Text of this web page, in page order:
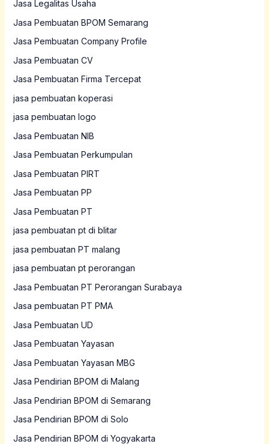
Jasa Legalitas Usaha
Jasa Pembuatan BPOM Semarang
Jasa Pembuatan Company Profile
Jasa Pembuatan CV
Jasa Pembuatan Firma Tercepat
jasa pembuatan koperasi
jasa pembuatan logo
Jasa Pembuatan NIB
Jasa Pembuatan Perkumpulan
Jasa Pembuatan PIRT
Jasa Pembuatan PP
Jasa Pembuatan PT
jasa pembuatan pt di blitar
jasa pembuatan PT malang
jasa pembuatan pt perorangan
Jasa Pembuatan PT Perorangan Surabaya
Jasa pembuatan PT PMA
Jasa Pembuatan UD
Jasa Pembuatan Yayasan
Jasa Pembuatan Yayasan MBG
Jasa Pendirian BPOM di Malang
Jasa Pendirian BPOM di Semarang
Jasa Pendirian BPOM di Solo
Jasa Pendirian BPOM di Yogyakarta